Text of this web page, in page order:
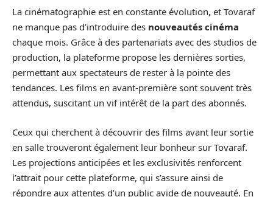
La cinématographie est en constante évolution, et Tovaraf
ne manque pas d’introduire des nouveautés cinéma
chaque mois. Grâce à des partenariats avec des studios de
production, la plateforme propose les dernières sorties,
permettant aux spectateurs de rester à la pointe des
tendances. Les films en avant-première sont souvent très
attendus, suscitant un vif intérêt de la part des abonnés.
Ceux qui cherchent à découvrir des films avant leur sortie
en salle trouveront également leur bonheur sur Tovaraf.
Les projections anticipées et les exclusivités renforcent
l’attrait pour cette plateforme, qui s’assure ainsi de
répondre aux attentes d’un public avide de nouveauté. En